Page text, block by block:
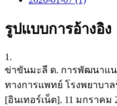
รูปแบบการอ้างอิง
1.
ข่าขันมะลี ด. การพัฒนาแน
ทางการแพทย์ โรงพยาบาลร้
[อินเทอร์เน็ต]. 11 มกราคม